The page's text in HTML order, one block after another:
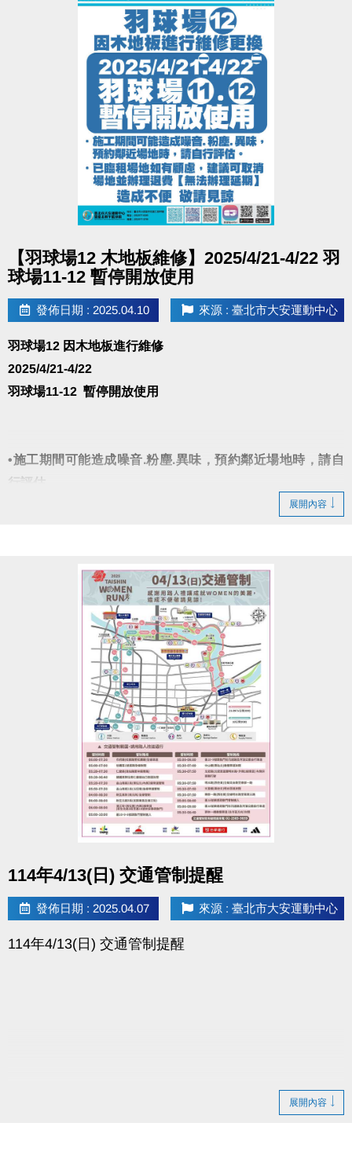
【羽球場12 木地板維修】2025/4/21-4/22 羽
球場11-12 暫停開放使用
發佈日期 : 2025.04.10 來源 : 臺北市大安運動中心
羽球場12 因木地板進行維修
2025/4/21-4/22
羽球場11-12 暫停開放使用
•施工期間可能造成噪音.粉塵.異味，預約鄰近場地時，請自
行評估。
•已臨租場地如有顧慮，建議可取消場地並辦理退費【無法辦
造成不便請見諒
展開內容
114年4/13(日) 交通管制提醒
發佈日期 : 2025.04.07 來源 : 臺北市大安運動中心
114年4/13(日) 交通管制提醒
展開內容